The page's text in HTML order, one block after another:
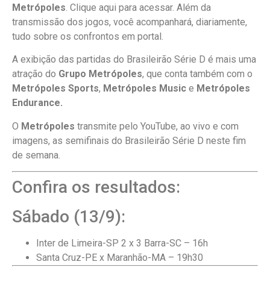
Metrópoles. Clique aqui para acessar. Além da
transmissão dos jogos, você acompanhará, diariamente,
tudo sobre os confrontos em portal.
A exibição das partidas do Brasileirão Série D é mais uma
atração do Grupo Metrópoles, que conta também com o
Metrópoles Sports, Metrópoles Music e Metrópoles
Endurance.
O Metrópoles transmite pelo YouTube, ao vivo e com
imagens, as semifinais do Brasileirão Série D neste fim
de semana.
Confira os resultados:
Sábado (13/9):
Inter de Limeira-SP 2 x 3 Barra-SC – 16h
Santa Cruz-PE x Maranhão-MA – 19h30